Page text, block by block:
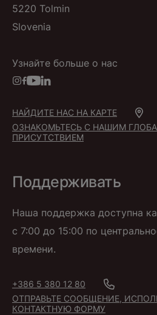
5220 Tolmin
Slovenia
Узнайте больше о нас
НАЙДИТЕ НАС НА КАРТЕ
ОЗНАКОМЬТЕСЬ С НАШИМ
ПРИСУТСТВИЕМ
Поддерживать
Наша поддержка доступна
с 7:00 до 15:00 по
времени.
+386 5 380 12 80
ОТПРАВЬТЕ СООБЩЕНИЕ,
КОНТАКТНУЮ ФОРМУ